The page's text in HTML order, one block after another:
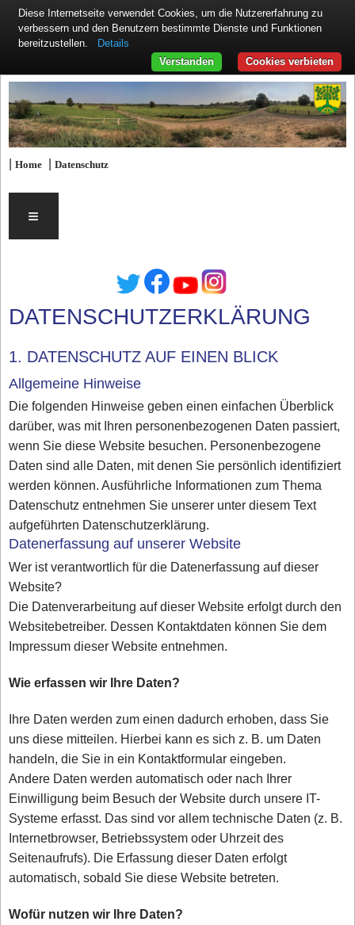
|Home |Datenschutz
≡
DATENSCHUTZERKLÄRUNG
1. DATENSCHUTZ AUF EINEN BLICK
Allgemeine Hinweise
Die folgenden Hinweise geben einen einfachen Überblick
darüber, was mit Ihren personenbezogenen Daten passiert,
wenn Sie diese Website besuchen. Personenbezogene
Daten sind alle Daten, mit denen Sie persönlich identifiziert
werden können. Ausführliche Informationen zum Thema
Datenschutz entnehmen Sie unserer unter diesem Text
aufgeführten Datenschutzerklärung.
Datenerfassung auf unserer Website
Wer ist verantwortlich für die Datenerfassung auf dieser
Website?
Die Datenverarbeitung auf dieser Website erfolgt durch den
Websitebetreiber. Dessen Kontaktdaten können Sie dem
Impressum dieser Website entnehmen.
Wie erfassen wir Ihre Daten?
Ihre Daten werden zum einen dadurch erhoben, dass Sie
uns diese mitteilen. Hierbei kann es sich z. B. um Daten
handeln, die Sie in ein Kontaktformular eingeben.
Andere Daten werden automatisch oder nach Ihrer
Einwilligung beim Besuch der Website durch unsere IT-
Systeme erfasst. Das sind vor allem technische Daten (z. B.
Internetbrowser, Betriebssystem oder Uhrzeit des
Seitenaufrufs). Die Erfassung dieser Daten erfolgt
automatisch, sobald Sie diese Website betreten.
Wofür nutzen wir Ihre Daten?
Diese Internetseite verwendet Cookies, um die Nutzererfahrung zu
verbessern und den Benutzern bestimmte Dienste und Funktionen
bereitzustellen.
Details
Cookies verbieten
Verstanden